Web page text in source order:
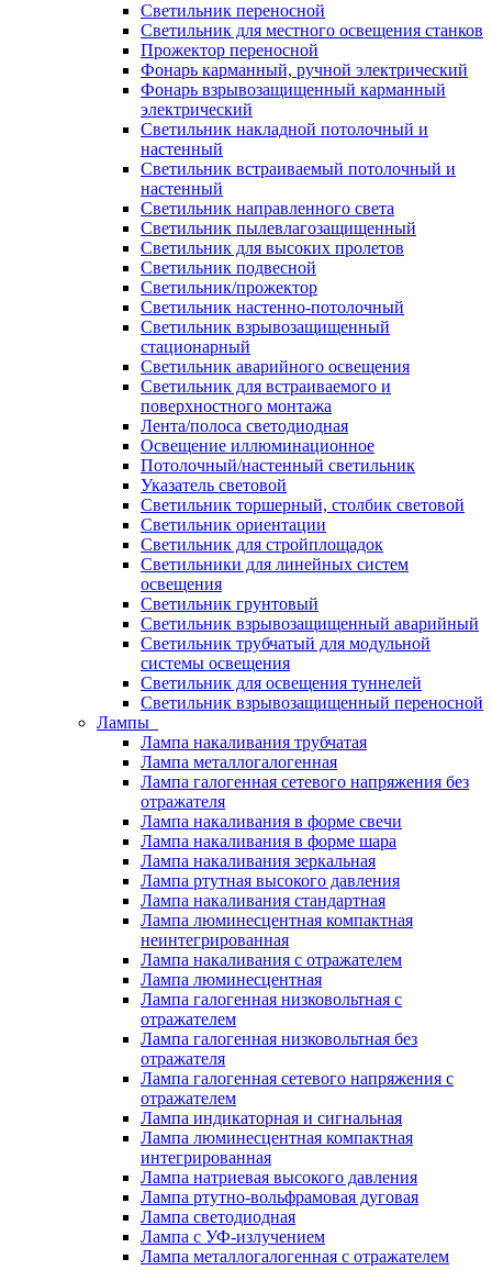
Светильник переносной
Светильник для местного освещения станков
Прожектор переносной
Фонарь карманный, ручной электрический
Фонарь взрывозащищенный карманный
электрический
Светильник накладной потолочный и
настенный
Светильник встраиваемый потолочный и
настенный
Светильник направленного света
Светильник пылевлагозащищенный
Светильник для высоких пролетов
Светильник подвесной
Светильник/прожектор
Светильник настенно-потолочный
Светильник взрывозащищенный
стационарный
Светильник аварийного освещения
Светильник для встраиваемого и
поверхностного монтажа
Лента/полоса светодиодная
Освещение иллюминационное
Потолочный/настенный светильник
Указатель световой
Светильник торшерный, столбик световой
Светильник ориентации
Светильник для стройплощадок
Светильники для линейных систем
освещения
Светильник грунтовый
Светильник взрывозащищенный аварийный
Светильник трубчатый для модульной
системы освещения
Светильник для освещения туннелей
Светильник взрывозащищенный переносной
Лампы
Лампа накаливания трубчатая
Лампа металлогалогенная
Лампа галогенная сетевого напряжения без
отражателя
Лампа накаливания в форме свечи
Лампа накаливания в форме шара
Лампа накаливания зеркальная
Лампа ртутная высокого давления
Лампа накаливания стандартная
Лампа люминесцентная компактная
неинтегрированная
Лампа накаливания с отражателем
Лампа люминесцентная
Лампа галогенная низковольтная с
отражателем
Лампа галогенная низковольтная без
отражателя
Лампа галогенная сетевого напряжения с
отражателем
Лампа индикаторная и сигнальная
Лампа люминесцентная компактная
интегрированная
Лампа натриевая высокого давления
Лампа ртутно-вольфрамовая дуговая
Лампа светодиодная
Лампа с УФ-излучением
Лампа металлогалогенная с отражателем